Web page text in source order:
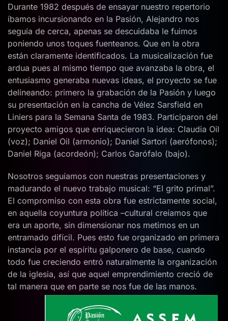
Durante 1982 después de ensayar nuestro repertorio
íbamos incursionando en la Pasión, Alejandro nos
seguía de cerca, apenas se descuidaba le fuimos
poniendo unos toques fuenteanos. Que en la obra
están claramente identificados. La musicalización fue
ardua pues al mismo tiempo que avanzaba la obra, el
entusiasmo generaba nuevas ideas, el proyecto se fue
delineando: primero la grabación de la Pasión y luego
su presentación en la cancha de Vélez Sarsfield en
Liniers para la Semana Santa de 1983. Participaron del
proyecto amigos que enriquecieron la idea: Claudia Oil
(voz); Daniel Oil (armonio); Daniel Sartori (aerófonos);
Daniel Riga (acordeón); Carlos Garófalo (bajo).
Nosotros seguíamos con nuestras presentaciones y
madurando el nuevo trabajo musical: “El grito primal”.
El compromiso con esta obra fue estrictamente social,
en aquella coyuntura política –cultural creíamos que
era un aporte, sin dimensionar nos metimos en un
entramado difícil. Pues esto fue organizado en primera
instancia por el espíritu galponero de base, cuando
todo fue creciendo entró naturalmente la organización
de la iglesia, así que aquel emprendimiento creció de
tal manera que en parte se nos fue de las manos.